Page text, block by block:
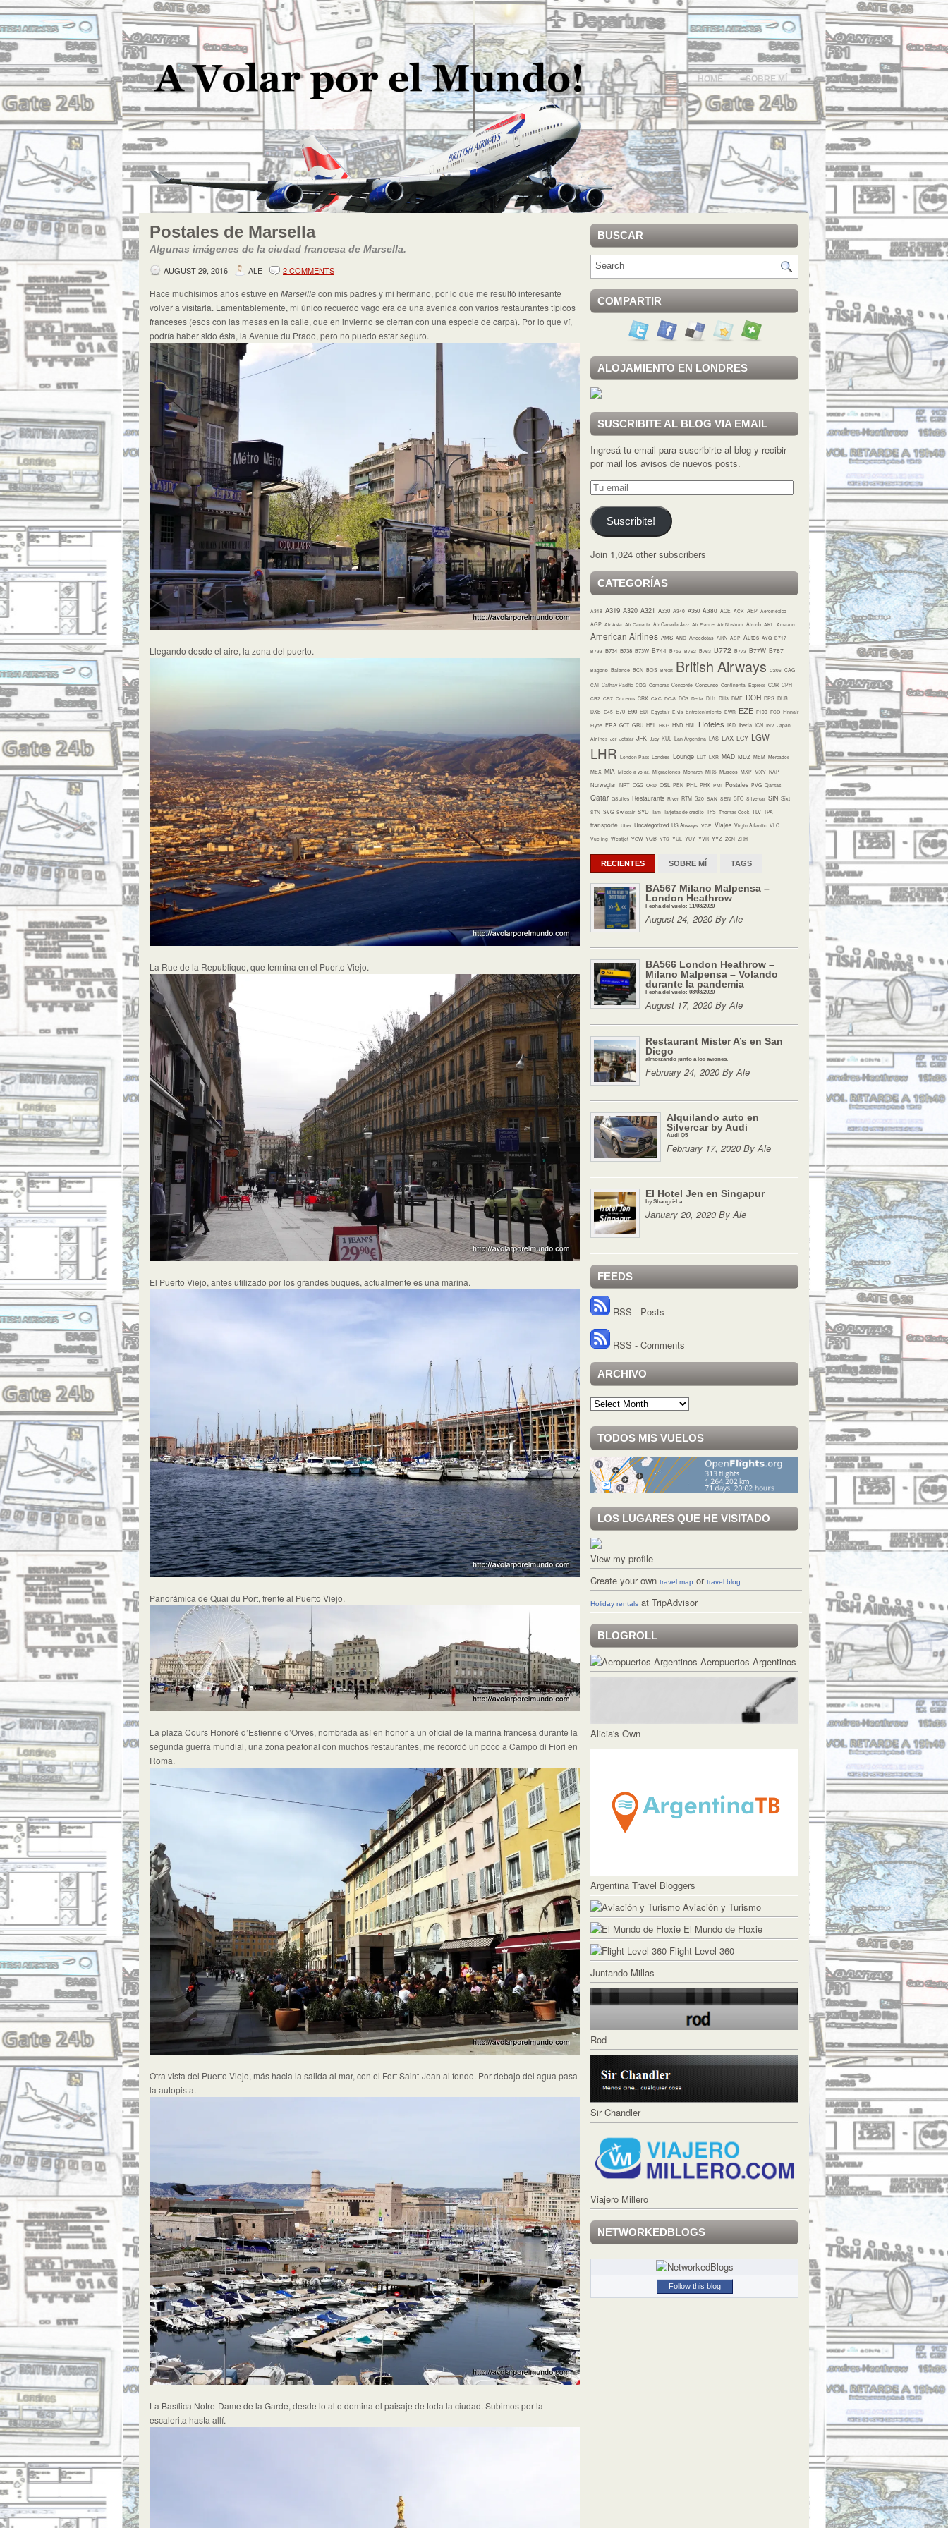
HOME SOBRE MÍ
Postales de Marsella
Algunas imágenes de la ciudad francesa de Marsella.
AUGUST 29, 2016
ALE 2 COMMENTS
Hace muchísimos años estuve en Marseillecon mis padres y mi hermano, por lo que me resultó interesante
volver a visitarla. Lamentablemente, mi único recuerdo vago era de una avenida con varios restaurantes típicos
franceses (esos con las mesas en la calle, que en invierno se cierran con una especie de carpa). Por lo que ví,
podría haber sido ésta, la Avenue du Prado, pero no puedo estar seguro.
Llegando desde el aire, la zona del puerto.
La Rue de la Republique, que termina en el Puerto Viejo.
El Puerto Viejo, antes utilizado por los grandes buques, actualmente es una marina.
Panorámica de Quai du Port, frente al Puerto Viejo.
La plaza Cours Honoré d’Estienne d’Orves, nombrada así en honor a un oficial de la marina francesa durante la
segunda guerra mundial, una zona peatonal con muchos restaurantes, me recordó un poco a Campo di Fiori en
Roma.
Otra vista del Puerto Viejo, más hacia la salida al mar, con el Fort Saint-Jean al fondo. Por debajo del agua pasa
la autopista.
La Basílica Notre-Dame de la Garde, desde lo alto domina el paisaje de toda la ciudad. Subimos por la
escalerita hasta allí.
BUSCAR
COMPARTIR
ALOJAMIENTO EN LONDRES
SUSCRIBITE AL BLOG VIA EMAIL
Ingresá tu email para suscribirte al blog y recibir
por mail los avisos de nuevos posts.
Tu
email
Suscribite!
Join 1,024 other subscribers
CATEGORÍAS
A318 A319 A320 A321 A330 A340 A350 A380 ACE ACK AEP Aeroméxico
AGP Air Asia Air Canada Air Canada Jazz Air France Air Nostrum Airbnb AKL Amazon
American Airlines AMS ANC Anécdotas ARN ASP Autos AYQ B717
B733 B734 B738 B73W B744 B752 B762 B763 B772 B773 B77W B787
Bagbnb Balance BCN BOS Brexit British Airways C206 CAG
CAI Cathay Pacific CDG Compras Concorde Concurso Continental Express COR CPH
CR2 CR7 Cruceros CRX CXC DC-8 DC3 Delta DH1 DH3 DME DOH DPS DUB
DXB E45 E70 E90 EDI Egyptair Elvis Entretenimiento EWR EZE F100 FCO Finnair
Flybe FRA GOT GRU HEL HKG HND HNL Hoteles IAD Iberia ICN INV Japan
Airlines Jer Jetstar JFK Jucy KUL Lan Argentina LAS LAX LCY LGW
LHR London Pass Londres Lounge LUT LXR MAD MDZ MEM Mercados
MEX MIA Miedo a volar. Migraciones Monarch MRS Museos MXP MXY NAP
Norwegian NRT OGG ORD OSL PEN PHL PHX PMI Postales PVG Qantas
Qatar QSuites Restaurants River RTM S20 SAN SEN SFO Silvercar SIN Sixt
STN SVG Swissair SYD Tam Tarjetas de crédito TFS Thomas Cook TLV TPA
transporte Uber Uncategorized US Airways VCE Viajes Virgin Atlantic VLC
Vueling Westjet YOW YQB YTS YUL YUY YVR YYZ ZQN ZRH
RECIENTES SOBRE MÍ TAGS
BA567 Milano Malpensa –
London Heathrow
Fecha del vuelo: 11/08/2020
August 24, 2020 By Ale
BA566 London Heathrow –
Milano Malpensa – Volando
durante la pandemia
Fecha del vuelo: 08/08/2020
August 17, 2020 By Ale
Restaurant Mister A’s en San
Diego
almorzando junto a los aviones.
February 24, 2020 By Ale
Alquilando auto en
Silvercar by Audi
Audi Q5
February 17, 2020 By Ale
El Hotel Jen en Singapur
by Shangri-La
January 20, 2020 By Ale
FEEDS
RSS - Posts
RSS - Comments
ARCHIVO
Archivo
TODOS MIS VUELOS
LOS LUGARES QUE HE VISITADO
View my profile
Create your own travel map or travel blog
Holiday rentals at TripAdvisor
BLOGROLL
Aeropuertos Argentinos
Alicia's Own
Argentina Travel Bloggers
Aviación y Turismo
El Mundo de Floxie
Flight Level 360
Juntando Millas
Rod
Sir Chandler
Viajero Millero
NETWORKEDBLOGS
Follow this blog